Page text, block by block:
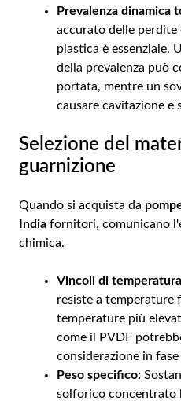
Prevalenza dinamica
accurato delle
plastica è essenziale.
della prevalenza può
portata, mentre un
causare cavitazione e
Selezione del
guarnizione
Quando si acquista da
India fornitori, comunicano
chimica.
Vincoli di
resiste a temperature
temperature più
come il PVDF
considerazione in
Peso specifico:
solforico concentrato